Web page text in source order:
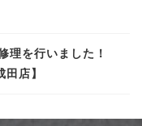
理を行いました！
店】